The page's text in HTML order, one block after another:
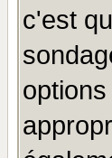
c'est